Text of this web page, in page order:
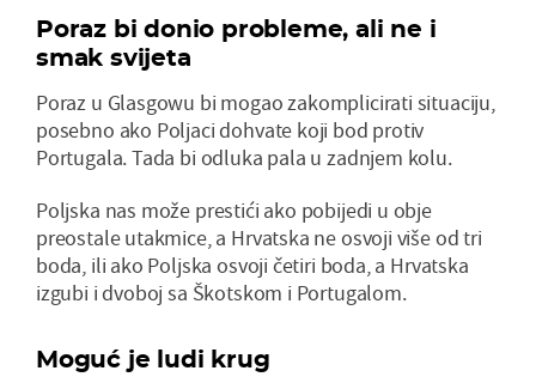
Poraz bi donio probleme, ali ne i
smak svijeta
Poraz u Glasgowu bi mogao zakomplicirati situaciju,
posebno ako Poljaci dohvate koji bod protiv
Portugala. Tada bi odluka pala u zadnjem kolu.
Poljska nas može prestići ako pobijedi u obje
preostale utakmice, a Hrvatska ne osvoji više od tri
boda, ili ako Poljska osvoji četiri boda, a Hrvatska
izgubi i dvoboj sa Škotskom i Portugalom.
Moguć je ludi krug